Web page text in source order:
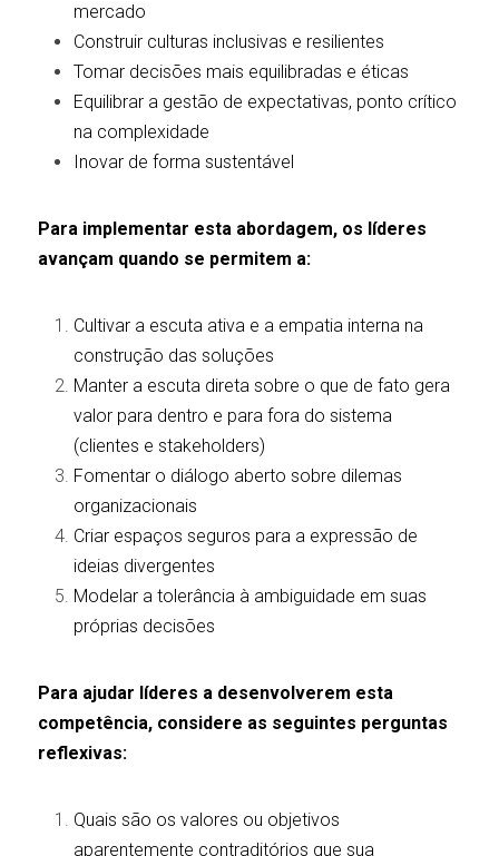
mercado
Construir culturas inclusivas e resilientes
Tomar decisões mais equilibradas e éticas
Equilibrar a gestão de expectativas, ponto crítico
na complexidade
Inovar de forma sustentável
Para implementar esta abordagem, os líderes
avançam quando se permitem a:
Cultivar a escuta ativa e a empatia interna na
construção das soluções
Manter a escuta direta sobre o que de fato gera
valor para dentro e para fora do sistema
(clientes e stakeholders)
Fomentar o diálogo aberto sobre dilemas
organizacionais
Criar espaços seguros para a expressão de
ideias divergentes
Modelar a tolerância à ambiguidade em suas
próprias decisões
Para ajudar líderes a desenvolverem esta
competência, considere as seguintes perguntas
reflexivas:
Quais são os valores ou objetivos
aparentemente contraditórios que sua